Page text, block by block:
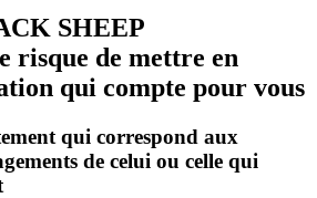
SHEEP
risque de mettre en
qui compte pour vous
qui correspond aux
de celui ou celle qui